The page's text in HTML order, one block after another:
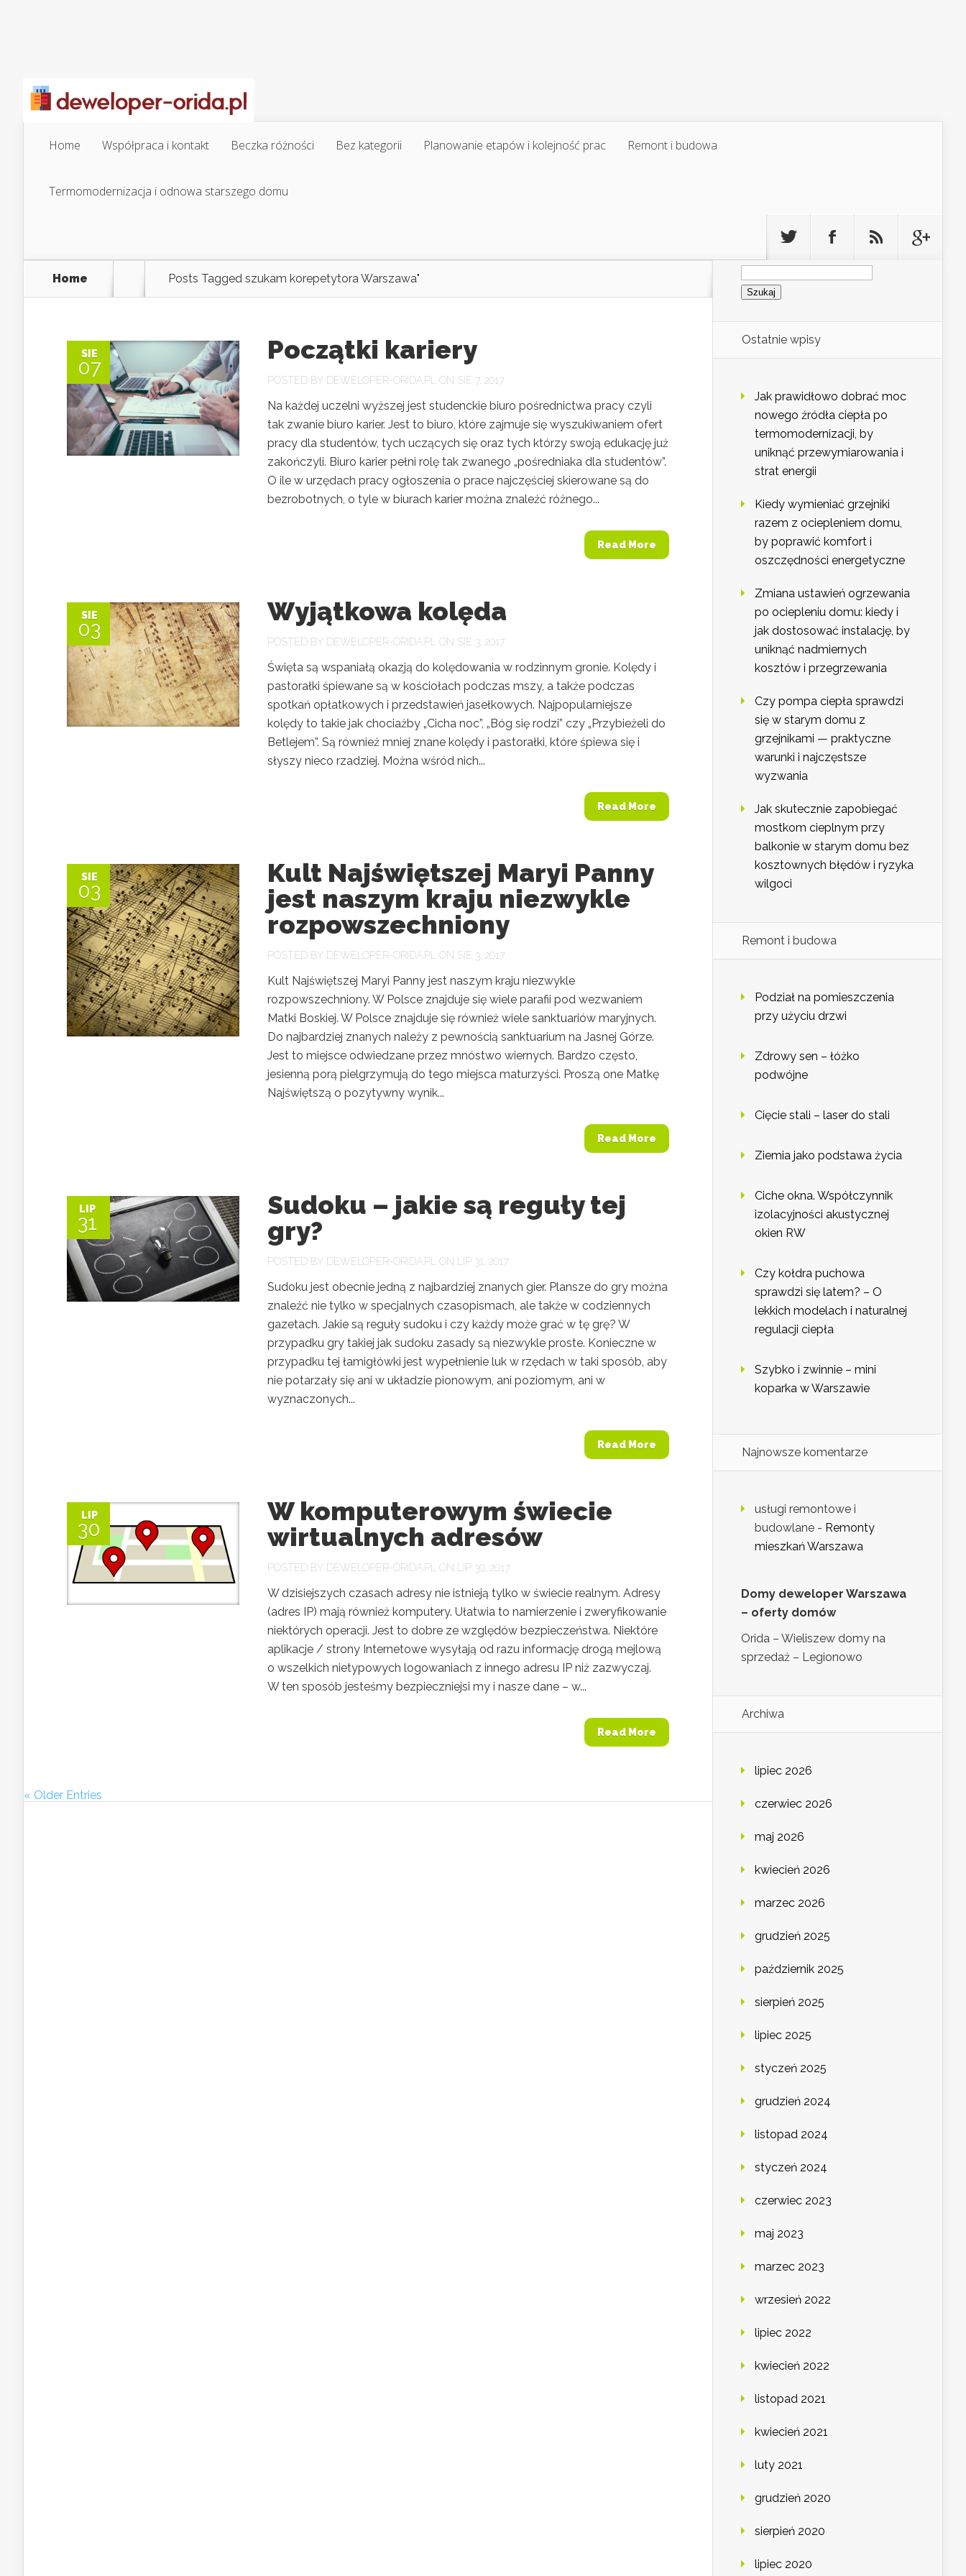
Home Współpraca i kontakt Beczka różności Bez kategorii Planowanie etapów i kolejność prac Remont i budowa
Termomodernizacja i odnowa starszego domu
Home Posts Tagged szukam korepetytora Warszawa"
SIE
07
Początki kariery
POSTED BY DEWELOPER-ORIDA.PL ON SIE 7, 2017
Na każdej uczelni wyższej jest studenckie biuro pośrednictwa pracy czyli
tak zwanie biuro karier. Jest to biuro, które zajmuje się wyszukiwaniem ofert
pracy dla studentów, tych uczących się oraz tych którzy swoją edukację już
zakończyli. Biuro karier pełni rolę tak zwanego „pośredniaka dla studentów”.
O ile w urzędach pracy ogłoszenia o prace najczęściej skierowane są do
bezrobotnych, o tyle w biurach karier można znaleźć różnego...
Read More
SIE
03
Wyjątkowa kolęda
POSTED BY DEWELOPER-ORIDA.PL ON SIE 3, 2017
Święta są wspaniałą okazją do kolędowania w rodzinnym gronie. Kolędy i
pastorałki śpiewane są w kościołach podczas mszy, a także podczas
spotkań opłatkowych i przedstawień jasełkowych. Najpopularniejsze
kolędy to takie jak chociażby „Cicha noc”, „Bóg się rodzi” czy „Przybieżeli do
Betlejem”. Są również mniej znane kolędy i pastorałki, które śpiewa się i
słyszy nieco rzadziej. Można wśród nich...
Read More
SIE
03
Kult Najświętszej Maryi Panny
jest naszym kraju niezwykle
rozpowszechniony
POSTED BY DEWELOPER-ORIDA.PL ON SIE 3, 2017
Kult Najświętszej Maryi Panny jest naszym kraju niezwykle
rozpowszechniony. W Polsce znajduje się wiele parafii pod wezwaniem
Matki Boskiej. W Polsce znajduje się również wiele sanktuariów maryjnych.
Do najbardziej znanych należy z pewnością sanktuarium na Jasnej Górze.
Jest to miejsce odwiedzane przez mnóstwo wiernych. Bardzo często,
jesienną porą pielgrzymują do tego miejsca maturzyści. Proszą one Matkę
Najświętszą o pozytywny wynik...
Read More
LIP
31
Sudoku – jakie są reguły tej
gry?
POSTED BY DEWELOPER-ORIDA.PL ON LIP 31, 2017
Sudoku jest obecnie jedną z najbardziej znanych gier. Plansze do gry można
znaleźć nie tylko w specjalnych czasopismach, ale także w codziennych
gazetach. Jakie są reguły sudoku i czy każdy może grać w tę grę? W
przypadku gry takiej jak sudoku zasady są niezwykle proste. Konieczne w
przypadku tej łamigłówki jest wypełnienie luk w rzędach w taki sposób, aby
nie potarzały się ani w układzie pionowym, ani poziomym, ani w
wyznaczonych...
Read More
LIP
30
W komputerowym świecie
wirtualnych adresów
POSTED BY DEWELOPER-ORIDA.PL ON LIP 30, 2017
W dzisiejszych czasach adresy nie istnieją tylko w świecie realnym. Adresy
(adres IP) mają również komputery. Ułatwia to namierzenie i zweryfikowanie
niektórych operacji. Jest to dobre ze względów bezpieczeństwa. Niektóre
aplikacje / strony Internetowe wysyłają od razu informację drogą mejlową
o wszelkich nietypowych logowaniach z innego adresu IP niż zazwyczaj.
W ten sposób jesteśmy bezpieczniejsi my i nasze dane – w...
Read More
« Older Entries
Szukaj:
Ostatnie wpisy
Jak prawidłowo dobrać moc
nowego źródła ciepła po
termomodernizacji, by
uniknąć przewymiarowania i
strat energii
Kiedy wymieniać grzejniki
razem z ociepleniem domu,
by poprawić komfort i
oszczędności energetyczne
Zmiana ustawień ogrzewania
po ociepleniu domu: kiedy i
jak dostosować instalację, by
uniknąć nadmiernych
kosztów i przegrzewania
Czy pompa ciepła sprawdzi
się w starym domu z
grzejnikami — praktyczne
warunki i najczęstsze
wyzwania
Jak skutecznie zapobiegać
mostkom cieplnym przy
balkonie w starym domu bez
kosztownych błędów i ryzyka
wilgoci
Remont i budowa
Podział na pomieszczenia
przy użyciu drzwi
Zdrowy sen – łóżko
podwójne
Cięcie stali – laser do stali
Ziemia jako podstawa życia
Ciche okna. Współczynnik
izolacyjności akustycznej
okien RW
Czy kołdra puchowa
sprawdzi się latem? – O
lekkich modelach i naturalnej
regulacji ciepła
Szybko i zwinnie – mini
koparka w Warszawie
Najnowsze komentarze
usługi remontowe i
budowlane - Remonty
mieszkań Warszawa
Domy deweloper Warszawa
– oferty domów
Orida – Wieliszew domy na
sprzedaż – Legionowo
Archiwa
lipiec 2026
czerwiec 2026
maj 2026
kwiecień 2026
marzec 2026
grudzień 2025
październik 2025
sierpień 2025
lipiec 2025
styczeń 2025
grudzień 2024
listopad 2024
styczeń 2024
czerwiec 2023
maj 2023
marzec 2023
wrzesień 2022
lipiec 2022
kwiecień 2022
listopad 2021
kwiecień 2021
luty 2021
grudzień 2020
sierpień 2020
lipiec 2020